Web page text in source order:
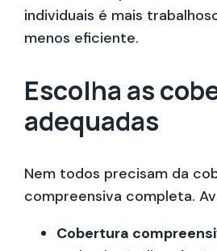
individuais é mais
menos eficiente.
Escolha as
adequadas
Nem todos precisam da
compreensiva completa.
Cobertura